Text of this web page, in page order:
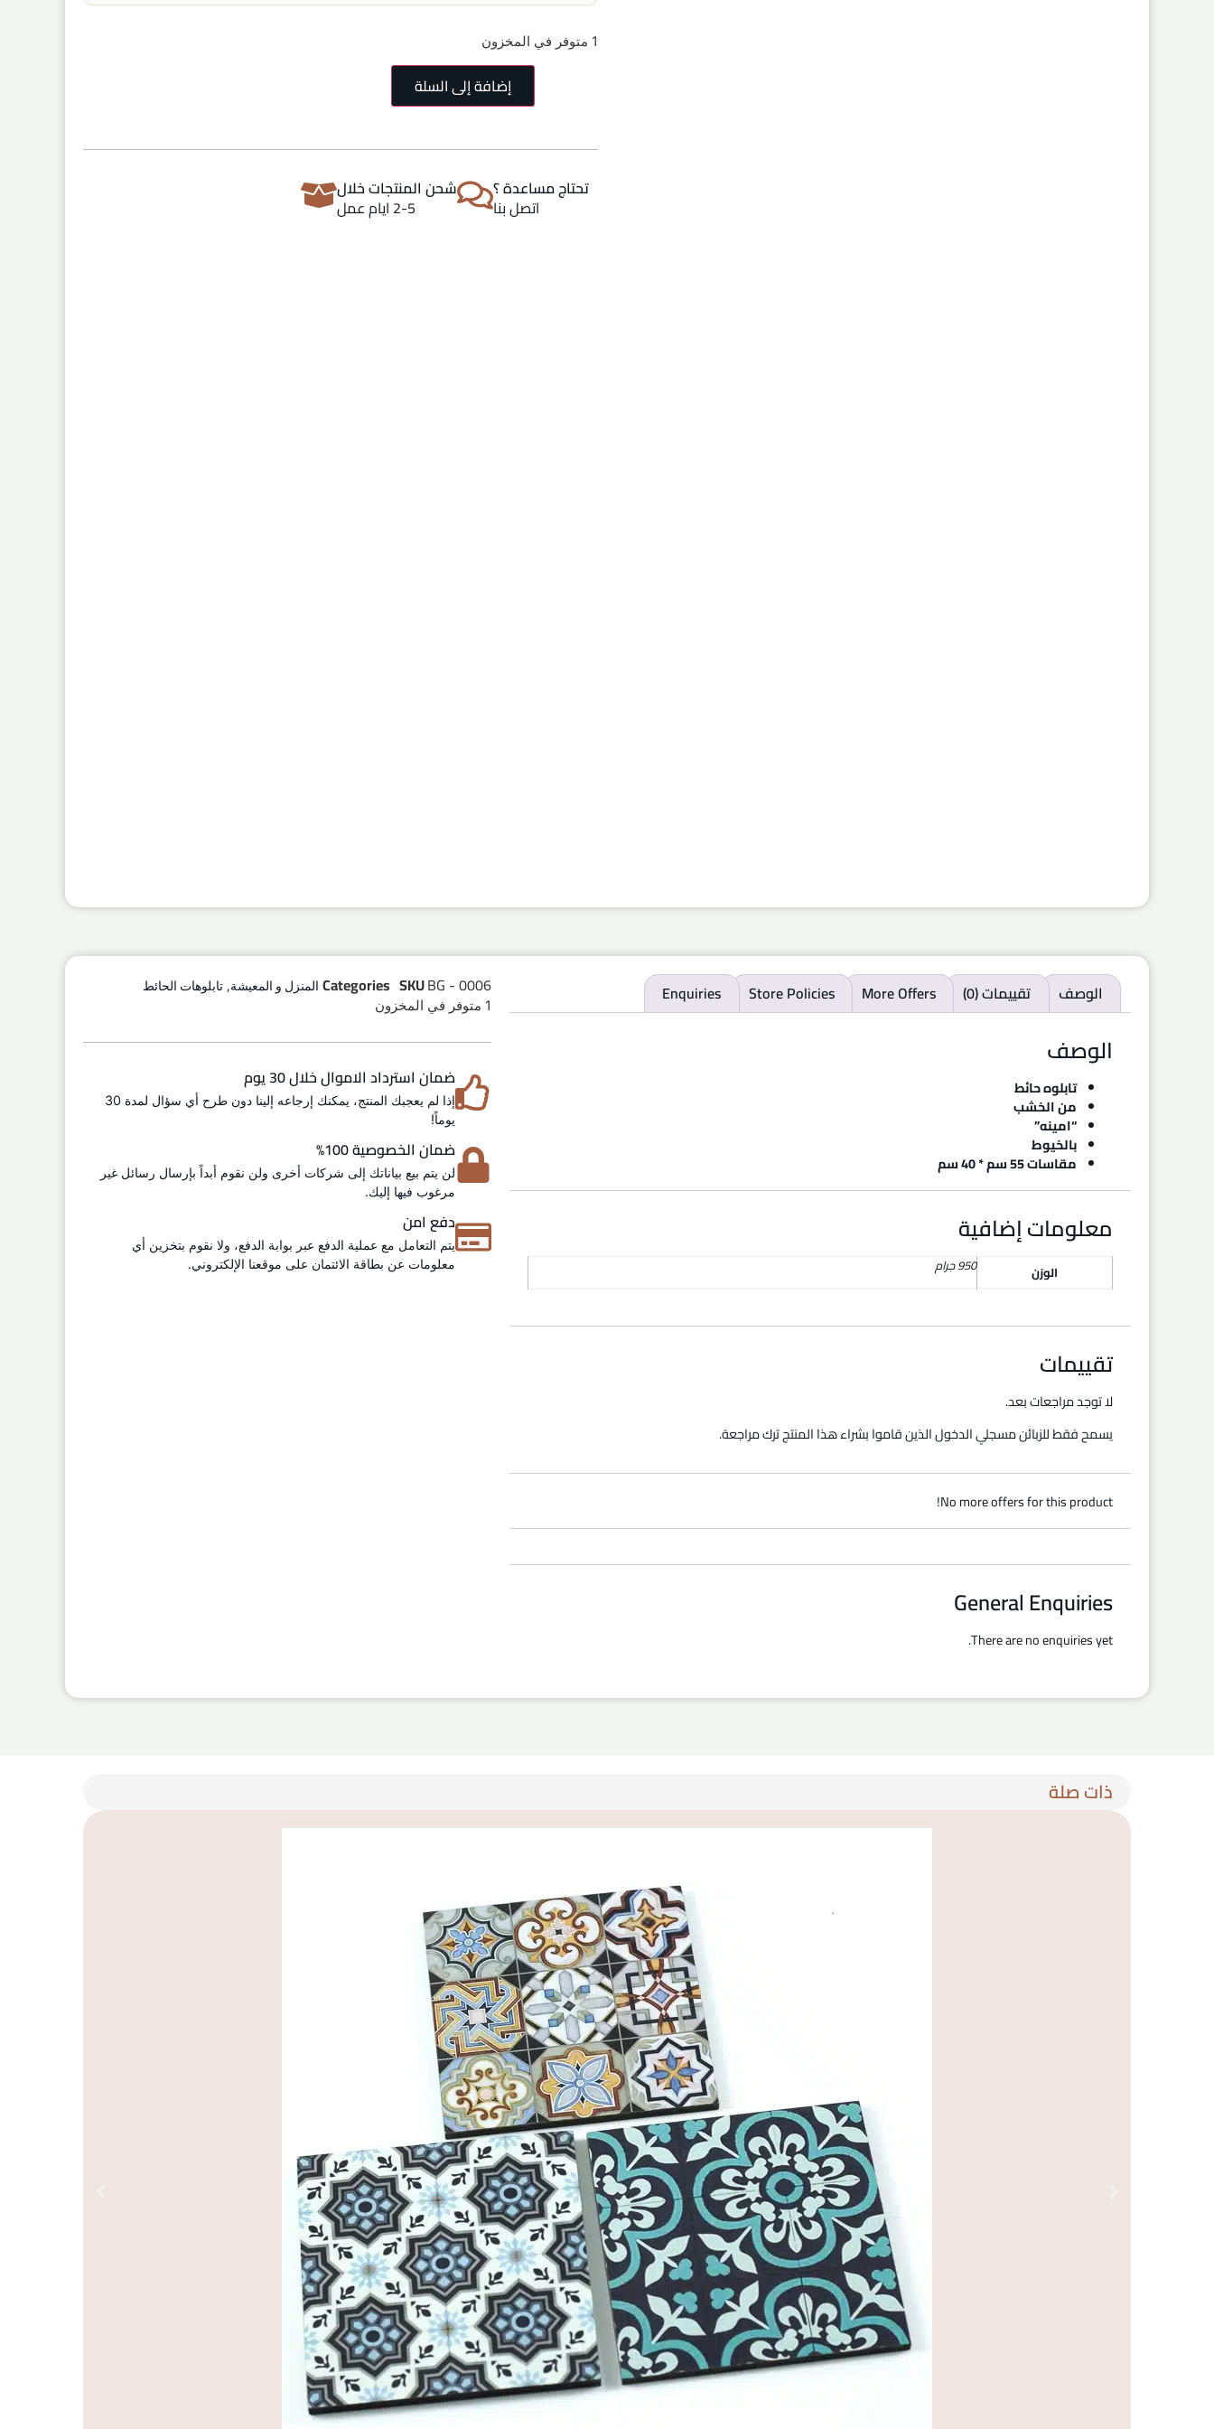
1 متوفر في المخزون
إضافة إلى السلة
تحتاج مساعدة ؟
اتصل بنا
شحن المنتجات خلال
2-5 ايام عمل
الوصف تقييمات (0) More Offers
Store Policies
Enquiries
الوصف
تابلوه حائط
من الخشب
“امينه”
بالخيوط
مقاسات 55 سم * 40 سم
معلومات إضافية
الوزن 950 جرام
تقييمات
لا توجد مراجعات بعد.
يسمح فقط للزبائن مسجلي الدخول الذين قاموا بشراء هذا المنتج ترك مراجعة.
No more offers for this product!
General Enquiries
There are no enquiries yet.
SKUBG - 0006
Categories المنزل و المعيشة, تابلوهات الحائط
1 متوفر في المخزون
ضمان استرداد الاموال خلال 30 يوم
إذا لم يعجبك المنتج، يمكنك إرجاعه إلينا دون طرح أي سؤال لمدة 30
يوماً!
ضمان الخصوصية 100%
لن يتم بيع بياناتك إلى شركات أخرى ولن نقوم أبداً بإرسال رسائل غير
مرغوب فيها إليك.
دفع امن
يتم التعامل مع عملية الدفع عبر بوابة الدفع، ولا نقوم بتخزين أي
معلومات عن بطاقة الائتمان على موقعنا الإلكتروني.
ذات صلة